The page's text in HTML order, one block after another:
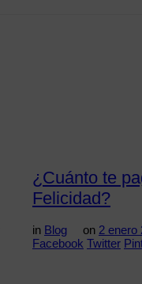
¿Cuánto te
Felicidad?
in Blog on 2 enero
Facebook Twitter